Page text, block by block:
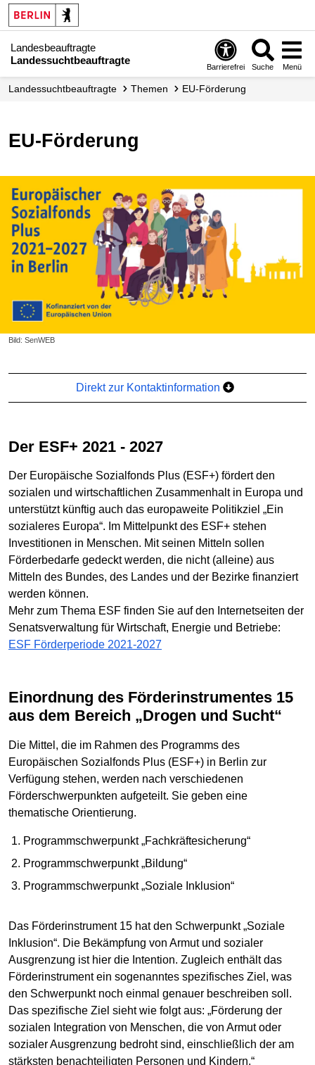
Landesbeauftragte
Landessuchtbeauftragte
Barrierefrei Suche Menü
Landessuchtbeauftragte Themen EU-Förderung
EU-Förderung
Bild: SenWEB
Direkt zur Kontaktinformation
Der ESF+ 2021 - 2027
Der Europäische Sozialfonds Plus (ESF+) fördert den
sozialen und wirtschaftlichen Zusammenhalt in Europa und
unterstützt künftig auch das europaweite Politikziel „Ein
sozialeres Europa“. Im Mittelpunkt des ESF+ stehen
Investitionen in Menschen. Mit seinen Mitteln sollen
Förderbedarfe gedeckt werden, die nicht (alleine) aus
Mitteln des Bundes, des Landes und der Bezirke finanziert
werden können.
Mehr zum Thema ESF finden Sie auf den Internetseiten der
Senatsverwaltung für Wirtschaft, Energie und Betriebe:
ESF Förderperiode 2021-2027
Einordnung des Förderinstrumentes 15
aus dem Bereich „Drogen und Sucht“
Die Mittel, die im Rahmen des Programms des
Europäischen Sozialfonds Plus (ESF+) in Berlin zur
Verfügung stehen, werden nach verschiedenen
Förderschwerpunkten aufgeteilt. Sie geben eine
thematische Orientierung.
Programmschwerpunkt „Fachkräftesicherung“
Programmschwerpunkt „Bildung“
Programmschwerpunkt „Soziale Inklusion“
Das Förderinstrument 15 hat den Schwerpunkt „Soziale
Inklusion“. Die Bekämpfung von Armut und sozialer
Ausgrenzung ist hier die Intention. Zugleich enthält das
Förderinstrument ein sogenanntes spezifisches Ziel, was
den Schwerpunkt noch einmal genauer beschreiben soll.
Das spezifische Ziel sieht wie folgt aus: „Förderung der
sozialen Integration von Menschen, die von Armut oder
sozialer Ausgrenzung bedroht sind, einschließlich der am
stärksten benachteiligten Personen und Kindern.“